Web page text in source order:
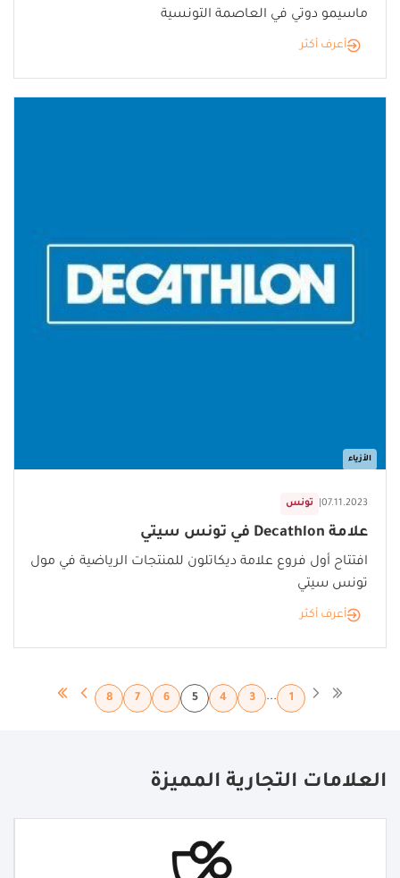
ماسيمو دوتي في العاصمة التونسية
أعرف أكثر
الأزياء
تونس 07.11.2023
علامة Decathlon في تونس سيتي
افتتاح أول فروع علامة ديكاتلون للمنتجات الرياضية في مول
تونس سيتي
أعرف أكثر
1
...
3
4
5
6
7
8
العلامات التجارية المميزة